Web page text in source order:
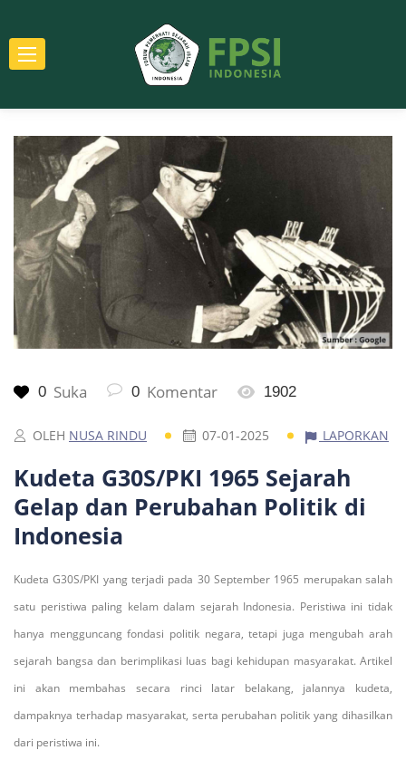
0 Suka 0 Komentar 1902
OLEH NUSA RINDU 07-01-2025 LAPORKAN
Kudeta G30S/PKI 1965 Sejarah
Gelap dan Perubahan Politik di
Indonesia
Kudeta G30S/PKI yang terjadi pada 30 September 1965 merupakan salah
satu peristiwa paling kelam dalam sejarah Indonesia. Peristiwa ini tidak
hanya mengguncang fondasi politik negara, tetapi juga mengubah arah
sejarah bangsa dan berimplikasi luas bagi kehidupan masyarakat. Artikel
ini akan membahas secara rinci latar belakang, jalannya kudeta,
dampaknya terhadap masyarakat, serta perubahan politik yang dihasilkan
dari peristiwa ini.